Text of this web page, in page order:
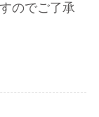
のでご了承